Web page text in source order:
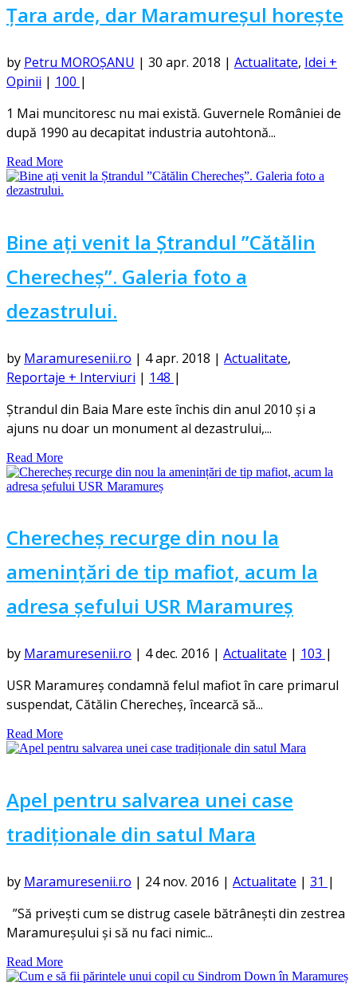
Țara arde, dar Maramureșul horește
by Petru MOROȘANU | 30 apr. 2018 | Actualitate, Idei +
Opinii | 100 |
1 Mai muncitoresc nu mai există. Guvernele României de
după 1990 au decapitat industria autohtonă...
Read More
Bine ați venit la Ștrandul ”Cătălin
Cherecheș”. Galeria foto a
dezastrului.
by Maramuresenii.ro | 4 apr. 2018 | Actualitate,
Reportaje + Interviuri | 148 |
Ștrandul din Baia Mare este închis din anul 2010 și a
ajuns nu doar un monument al dezastrului,...
Read More
Cherecheș recurge din nou la
amenințări de tip mafiot, acum la
adresa șefului USR Maramureș
by Maramuresenii.ro | 4 dec. 2016 | Actualitate | 103 |
USR Maramureş condamnă felul mafiot în care primarul
suspendat, Cătălin Cherecheş, încearcă să...
Read More
Apel pentru salvarea unei case
tradiționale din satul Mara
by Maramuresenii.ro | 24 nov. 2016 | Actualitate | 31 |
”Să privești cum se distrug casele bătrânești din zestrea
Maramureșului și să nu faci nimic...
Read More